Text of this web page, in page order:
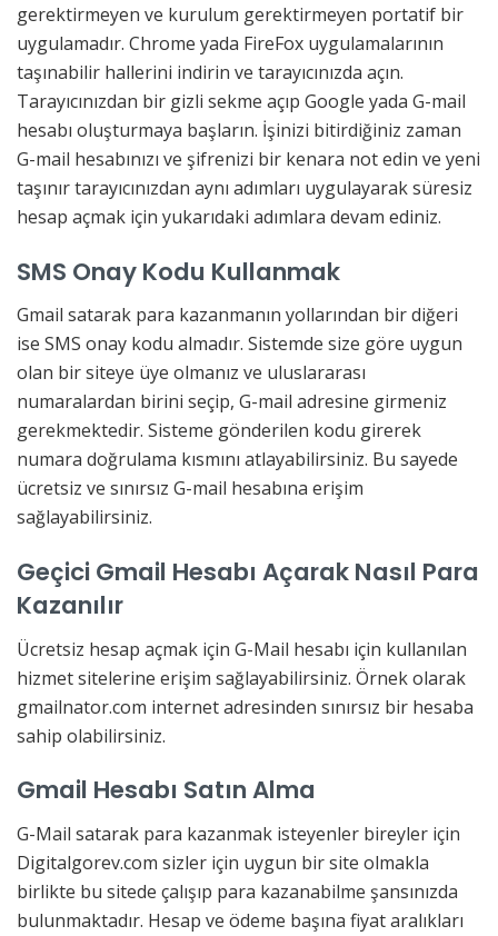
gerektirmeyen ve kurulum gerektirmeyen portatif bir
uygulamadır. Chrome yada FireFox uygulamalarının
taşınabilir hallerini indirin ve tarayıcınızda açın.
Tarayıcınızdan bir gizli sekme açıp Google yada G-mail
hesabı oluşturmaya başların. İşinizi bitirdiğiniz zaman
G-mail hesabınızı ve şifrenizi bir kenara not edin ve yeni
taşınır tarayıcınızdan aynı adımları uygulayarak süresiz
hesap açmak için yukarıdaki adımlara devam ediniz.
SMS Onay Kodu Kullanmak
Gmail satarak para kazanmanın yollarından bir diğeri
ise SMS onay kodu almadır. Sistemde size göre uygun
olan bir siteye üye olmanız ve uluslararası
numaralardan birini seçip, G-mail adresine girmeniz
gerekmektedir. Sisteme gönderilen kodu girerek
numara doğrulama kısmını atlayabilirsiniz. Bu sayede
ücretsiz ve sınırsız G-mail hesabına erişim
sağlayabilirsiniz.
Geçici Gmail Hesabı Açarak Nasıl Para
Kazanılır
Ücretsiz hesap açmak için G-Mail hesabı için kullanılan
hizmet sitelerine erişim sağlayabilirsiniz. Örnek olarak
gmailnator.com internet adresinden sınırsız bir hesaba
sahip olabilirsiniz.
Gmail Hesabı Satın Alma
G-Mail satarak para kazanmak isteyenler bireyler için
Digitalgorev.com sizler için uygun bir site olmakla
birlikte bu sitede çalışıp para kazanabilme şansınızda
bulunmaktadır. Hesap ve ödeme başına fiyat aralıkları